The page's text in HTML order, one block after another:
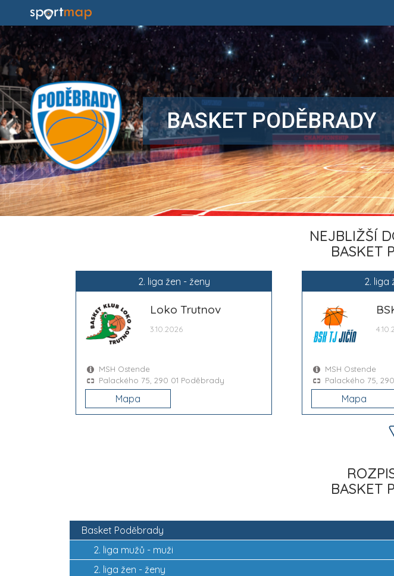
BASKET PODĚBRADY
NEJBLIŽŠÍ
BASKET
2. liga žen - ženy
Loko Trutnov
3.10.2026
MSH Ostende
Palackého 75, 290 01 Poděbrady
Mapa
2. liga
MSH Ostende
Palackého 75,
Mapa
BASKET
Basket Poděbrady
2. liga mužů - muži
2. liga žen - ženy